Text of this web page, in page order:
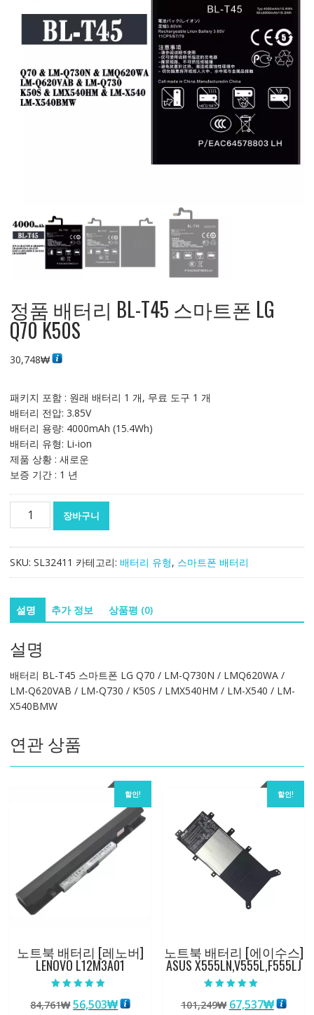
정품 배터리 BL-T45 스마트폰 LG
Q70 K50S
30,748₩
패키지 포함 : 원래 배터리 1 개, 무료 도구 1 개
배터리 전압: 3.85V
배터리 용량: 4000mAh (15.4Wh)
배터리 유형: Li-ion
제품 상황 : 새로운
보증 기간 : 1 년
리
T45
스
트
LG
Q70
K50S
량
장바구니
SKU: SL32411 카테고리: 배터리 유형, 스마트폰 배터리
설명 추가 정보 상품평 (0)
설명
배터리 BL-T45 스마트폰 LG Q70 / LM-Q730N / LMQ620WA /
LM-Q620VAB / LM-Q730 / K50S / LMX540HM / LM-X540 / LM-
X540BMW
연관 상품
할인!
노트북 배터리 [레노버]
LENOVO L12M3A01
5.00
로 평가됨
84,761₩원
56,503₩현
할인!
노트북 배터리 [에이수스]
ASUS X555LN,V555L,F555LJ
5.00
로 평가됨
101,249₩ 원
67,537₩현